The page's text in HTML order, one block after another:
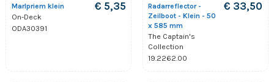
Marlpriem klein
On-Deck
ODA30391
€ 5,35
Radarreflector -
Zeilboot - Klein - 50
x 585 mm
The Captain's
Collection
19.2262.00
€ 33,50